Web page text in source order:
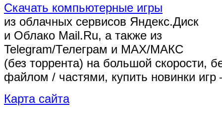
Скачать компьютерные игры
из облачных сервисов Яндекс.Диск
и Облако Mail.Ru, а также из
Telegram/Телеграм и MAX/МАКС
(без торрента) на большой скорости,
файлом / частями, купить новинки
Карта сайта